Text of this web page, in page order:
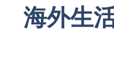
海外生